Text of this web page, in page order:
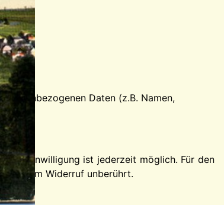
Daten (z.B. Namen,
Einwilligung ist jederzeit möglich. Für den
vom Widerruf unberührt.